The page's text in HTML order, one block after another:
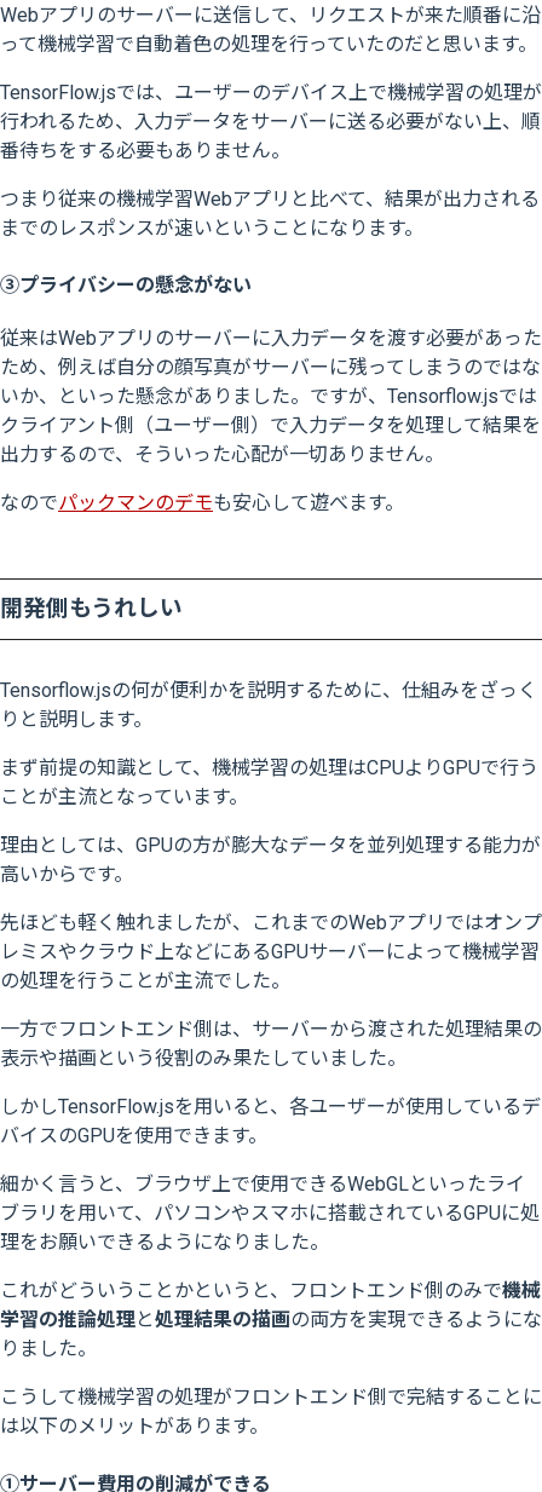
Webアプリのサーバーに送信して、リクエストが来た順番に沿
って機械学習で自動着色の処理を行っていたのだと思います。
TensorFlow.jsでは、ユーザーのデバイス上で機械学習の処理が
行われるため、入力データをサーバーに送る必要がない上、順
番待ちをする必要もありません。
つまり従来の機械学習Webアプリと比べて、結果が出力される
までのレスポンスが速いということになります。
③プライバシーの懸念がない
従来はWebアプリのサーバーに入力データを渡す必要があった
ため、例えば自分の顔写真がサーバーに残ってしまうのではな
いか、といった懸念がありました。ですが、Tensorflow.jsでは
クライアント側（ユーザー側）で入力データを処理して結果を
出力するので、そういった心配が一切ありません。
なのでパックマンのデモも安心して遊べます。
開発側もうれしい
Tensorflow.jsの何が便利かを説明するために、仕組みをざっく
りと説明します。
まず前提の知識として、機械学習の処理はCPUよりGPUで行う
ことが主流となっています。
理由としては、GPUの方が膨大なデータを並列処理する能力が
高いからです。
先ほども軽く触れましたが、これまでのWebアプリではオンプ
レミスやクラウド上などにあるGPUサーバーによって機械学習
の処理を行うことが主流でした。
一方でフロントエンド側は、サーバーから渡された処理結果の
表示や描画という役割のみ果たしていました。
しかしTensorFlow.jsを用いると、各ユーザーが使用しているデ
バイスのGPUを使用できます。
細かく言うと、ブラウザ上で使用できるWebGLといったライ
ブラリを用いて、パソコンやスマホに搭載されているGPUに処
理をお願いできるようになりました。
これがどういうことかというと、フロントエンド側のみで機械
学習の推論処理と処理結果の描画の両方を実現できるようにな
りました。
こうして機械学習の処理がフロントエンド側で完結することに
は以下のメリットがあります。
①サーバー費用の削減ができる